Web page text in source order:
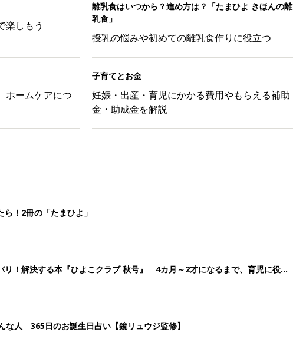
楽しもう
離乳食はいつから？進め方は？「たまひよ きほんの離
乳食」
授乳の悩みや初めての離乳食作りに役立つ
ホームケアにつ
子育てとお金
妊娠・出産・育児にかかる費用やもらえる補助
金・助成金を解説
！2冊の「たまひよ」
リ！解決する本『ひよこクラブ 秋号』 4カ月～2才になるまで、育児に役立
な人 365日のお誕生日占い【鏡リュウジ監修】